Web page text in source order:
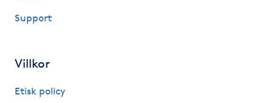
M
Support
Villkor
Etisk policy